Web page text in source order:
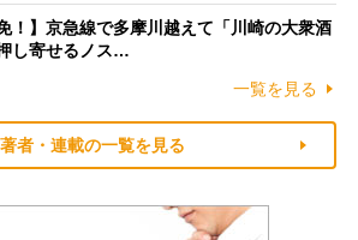
！】京急線で多摩川越えて「川崎の大衆酒
し寄せるノス…
一覧を見る
著者・連載の一覧を見る